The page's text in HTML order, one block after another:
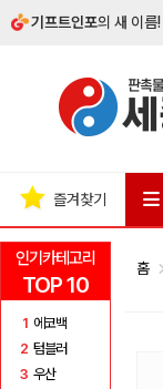
기프트인포의 새 이름!
인기카테고리
TOP 10
1 에코백
2 텀블러
3 우산
즐겨찾기
홈